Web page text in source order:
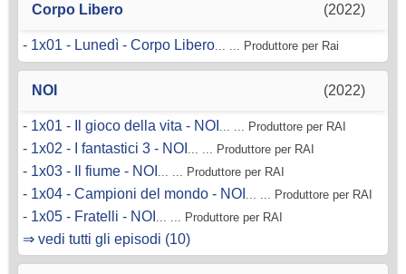
Corpo Libero (2022)
- 1x01 - Lunedì - Corpo Libero ... ... Produttore per Rai
NOI (2022)
- 1x01 - Il gioco della vita - NOI ... ... Produttore per RAI
- 1x02 - I fantastici 3 - NOI ... ... Produttore per RAI
- 1x03 - Il fiume - NOI ... ... Produttore per RAI
- 1x04 - Campioni del mondo - NOI ... ... Produttore per RAI
- 1x05 - Fratelli - NOI ... ... Produttore per RAI
⇒ vedi tutti gli episodi (10)